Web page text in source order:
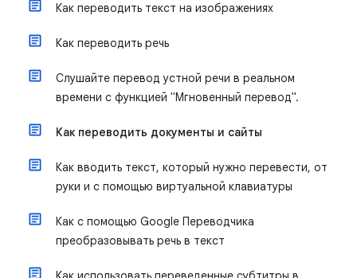
Как переводить текст на изображениях
Как переводить речь
Слушайте перевод устной речи в реальном
времени с функцией "Мгновенный перевод".
Как переводить документы и сайты
Как вводить текст, который нужно перевести, от
руки и с помощью виртуальной клавиатуры
Как с помощью Google Переводчика
преобразовывать речь в текст